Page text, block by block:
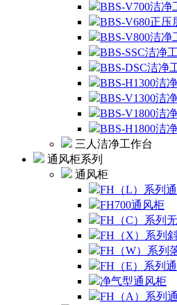
BBS-V700洁
BBS-V680正
BBS-V800洁
BBS-SSC洁净
BBS-DSC洁净
BBS-H1300洁
BBS-V1300洁
BBS-V1800洁
BBS-H1800洁
三人洁净工作台
通风柜系列
通风柜
FH（L）系列
FH700通风柜
FH（C）系列
FH（X）系列
FH（W）系列
FH（E）系列
净气型通风柜
FH（A）系列